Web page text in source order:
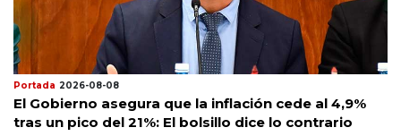
Portada 2026-08-08
El Gobierno asegura que la inflación cede al 4,9%
tras un pico del 21%: El bolsillo dice lo contrario